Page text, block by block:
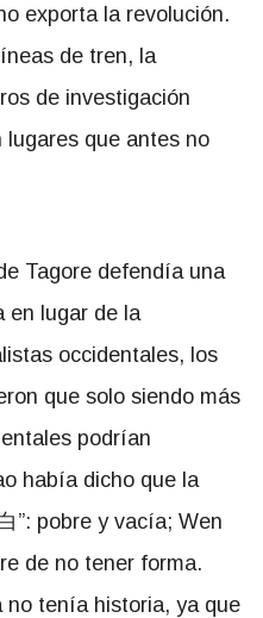
exporta la revolución.
de tren, la
de investigación
que antes no
Tagore defendía una
en lugar de la
occidentales, los
que solo siendo más
podrían
había dicho que la
”: pobre y vacía; Wen
de no tener forma.
no tenía historia, ya que